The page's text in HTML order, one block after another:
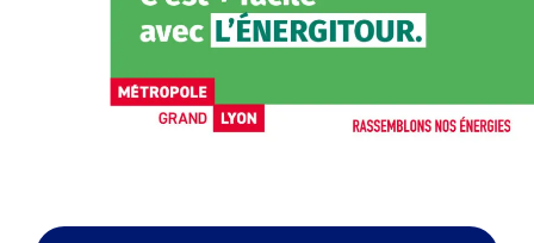
Professionnels